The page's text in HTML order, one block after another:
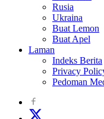
Rusia
Ukraina
Buat Lemon
Buat Apel
Laman
Indeks Berita
Privacy
Pedoman